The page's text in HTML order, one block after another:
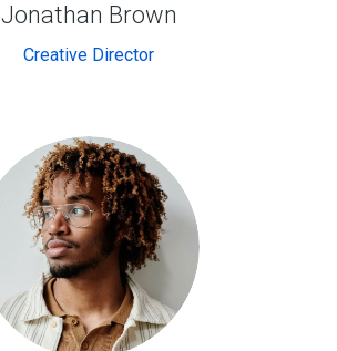
Jonathan Brown
Creative Director